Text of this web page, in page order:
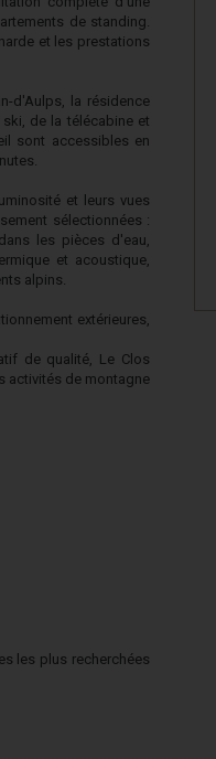
de standing.
et les prestations
d'Aulps, la résidence
de la télécabine et
sont accessibles en
et leurs vues
sélectionnées :
les pièces d'eau,
et acoustique,
alpins.
extérieures,
de qualité, Le Clos
activités de montagne
les plus recherchées